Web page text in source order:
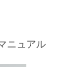
ニュアル